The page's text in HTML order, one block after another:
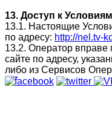
13. Доступ к Условиям
13.1. Настоящие
по адресу: http://nel.tv-
13.2. Оператор вправе
сайте по адресу,
либо из Сервисов